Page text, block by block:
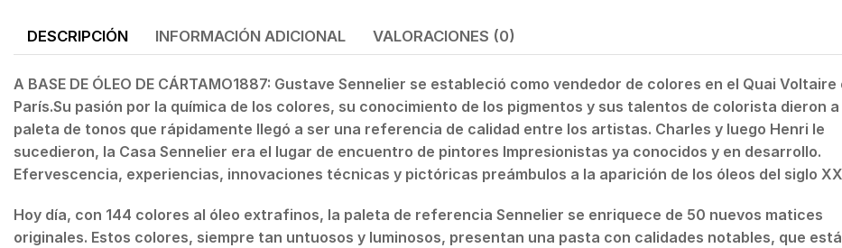
DESCRIPCIÓN INFORMACIÓN ADICIONAL VALORACIONES (0)
A BASE DE ÓLEO DE CÁRTAMO1887: Gustave Sennelier se estableció como vendedor de colores en el Quai Voltaire
París.Su pasión por la química de los colores, su conocimiento de los pigmentos y sus talentos de colorista dieron a
paleta de tonos que rápidamente llegó a ser una referencia de calidad entre los artistas. Charles y luego Henri le
sucedieron, la Casa Sennelier era el lugar de encuentro de pintores Impresionistas ya conocidos y en desarrollo.
Efervescencia, experiencias, innovaciones técnicas y pictóricas preámbulos a la aparición de los óleos del siglo
Hoy día, con 144 colores al óleo extrafinos, la paleta de referencia Sennelier se enriquece de 50 nuevos matices
originales. Estos colores, siempre tan untuosos y luminosos, presentan una pasta con calidades notables, que está